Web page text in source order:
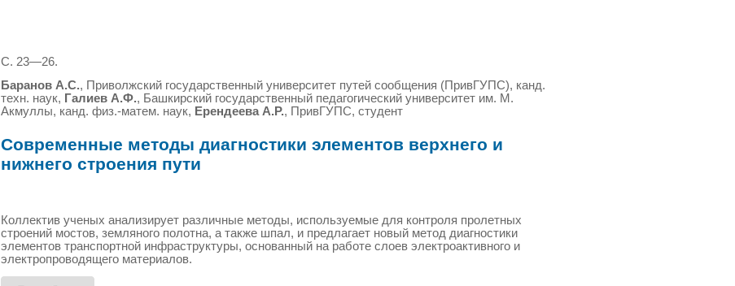
С. 23—26.
Баранов А.С., Приволжский государственный университет путей сообщения (ПривГУПС), канд.
техн. наук, Галиев А.Ф., Башкирский государственный педагогический университет им. М.
Акмуллы, канд. физ.-матем. наук, Ерендеева А.Р., ПривГУПС, студент
Современные методы диагностики элементов верхнего и
нижнего строения пути
Коллектив ученых анализирует различные методы, используемые для контроля пролетных
строений мостов, земляного полотна, а также шпал, и предлагает новый метод диагностики
элементов транспортной инфраструктуры, основанный на работе слоев электроактивного и
электропроводящего материалов.